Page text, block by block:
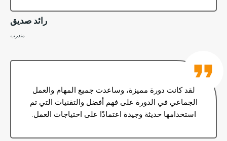
رائد صديق
متدرب
لقد كانت دورة مميزة، وساعدت جميع المهام والعمل
الجماعي في الدورة على فهم أفضل والتقنيات التي تم
استخدامها حديثة وجيدة اعتمادًا على احتياجات العمل.